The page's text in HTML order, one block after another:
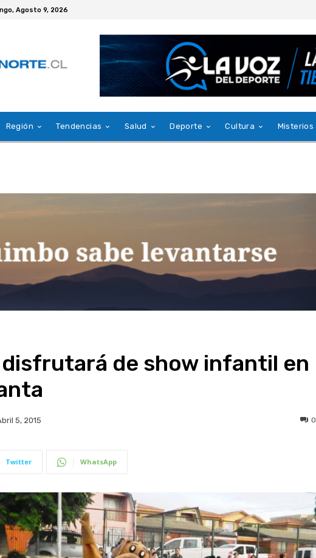
Agosto 9, 2026
Región Tendencias Salud Deporte Cultura Misterios
disfrutará de show infantil en
5, 2015 0
Twitter WhatsApp